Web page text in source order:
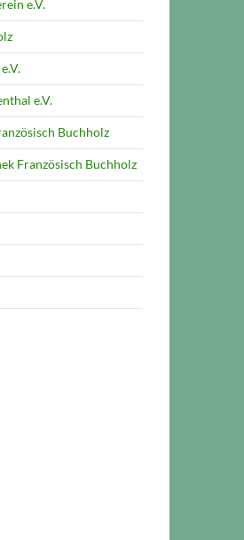
e.V.
e.V.
Buchholz
Französisch Buchholz